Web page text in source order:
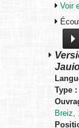
Voir
Type :
Breiz,